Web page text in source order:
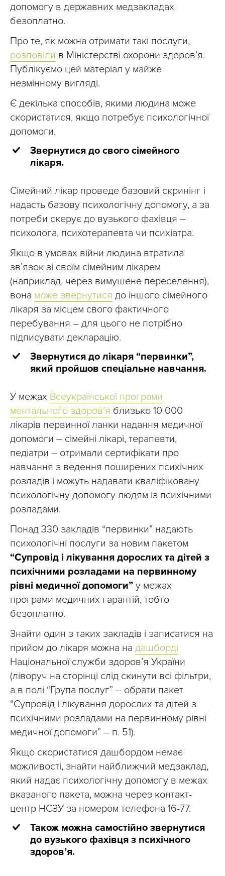
допомогу в державних медзакладах
безоплатно.
Про те, як можна отримати такі послуги,
розповіли в Міністерстві охорони здоров’я.
Публікуємо цей матеріал у майже
незмінному вигляді.
Є декілька способів, якими людина може
скористатися, якщо потребує психологічної
допомоги.
Звернутися до свого сімейного
лікаря.
Сімейний лікар проведе базовий скринінг і
надасть базову психологічну допомогу, а за
потреби скерує до вузького фахівця –
психолога, психотерапевта чи психіатра.
Якщо в умовах війни людина втратила
звʼязок зі своїм сімейним лікарем
(наприклад, через вимушене переселення),
вона може звернутися до іншого сімейного
лікаря за місцем свого фактичного
перебування – для цього не потрібно
підписувати декларацію.
Звернутися до лікаря “первинки”,
який пройшов спеціальне навчання.
У межах Всеукраїнської програми
ментального здоровʼя близько 10 000
лікарів первинної ланки надання медичної
допомоги – сімейні лікарі, терапевти,
педіатри – отримали сертифікати про
навчання з ведення поширених психічних
розладів і можуть надавати кваліфіковану
психологічну допомогу людям із психічними
розладами.
Понад 330 закладів “первинки” надають
психологічні послуги за новим пакетом
“Супровід і лікування дорослих та дітей з
психічними розладами на первинному
рівні медичної допомоги” у межах
програми медичних гарантій, тобто
безоплатно.
Знайти один з таких закладів і записатися на
прийом до лікаря можна на дашборді
Національної служби здоров’я України
(ліворуч на сторінці слід скинути всі фільтри,
а в полі “Група послуг” – обрати пакет
“Супровід і лікування дорослих та дітей з
психічними розладами на первинному рівні
медичної допомоги” – п. 51).
Якщо скористатися дашбордом немає
можливості, знайти найближчий медзаклад,
який надає психологічну допомогу в межах
вказаного пакета, можна через контакт-
центр НСЗУ за номером телефона 16-77.
Також можна самостійно звернутися
до вузького фахівця з психічного
здоровʼя.